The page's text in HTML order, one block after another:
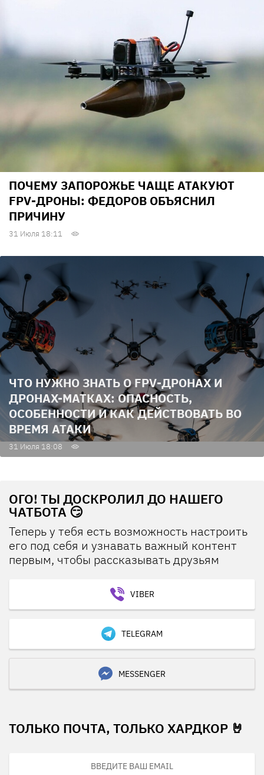
ПОЧЕМУ ЗАПОРОЖЬЕ ЧАЩЕ АТАКУЮТ
FPV-ДРОНЫ: ФЕДОРОВ ОБЪЯСНИЛ
ПРИЧИНУ
31 Июля 18:11
ЧТО НУЖНО ЗНАТЬ О FPV-ДРОНАХ И
ДРОНАХ-МАТКАХ: ОПАСНОСТЬ,
ОСОБЕННОСТИ И КАК ДЕЙСТВОВАТЬ ВО
ВРЕМЯ АТАКИ
31 Июля 18:08
ОГО! ТЫ ДОСКРОЛИЛ ДО НАШЕГО
ЧАТБОТА 😏
Теперь у тебя есть возможность настроить
его под себя и узнавать важный контент
первым, чтобы рассказывать друзьям
VIBER
TELEGRAM
MESSENGER
ТОЛЬКО ПОЧТА, ТОЛЬКО ХАРДКОР 🤘